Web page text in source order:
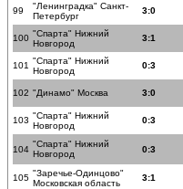
99
"Ленинградка" Санкт-
Петербург
3:0
100 "Спарта" Нижний
Новгород
3:1
101 "Спарта" Нижний
Новгород
0:3
102 "Динамо" Москва 3:0
103 "Спарта" Нижний
Новгород
0:3
104
"Спарта" Нижний
Новгород
0:3
105 "Заречье-Одинцово"
Московская область
3:1